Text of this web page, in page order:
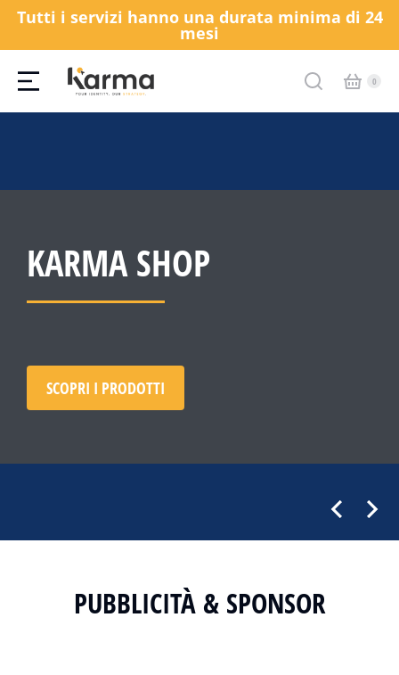
Tutti i servizi hanno una durata minima di 24
mesi
KARMA SHOP
SCOPRI I PRODOTTI
PUBBLICITÀ & SPONSOR